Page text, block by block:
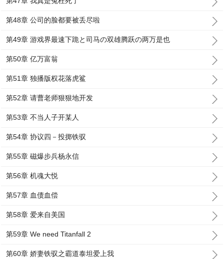
第48章 公司的脸都要被丢尽啦
第49章 游戏界最速下跪と司马の双雄腾跃の两万是也
第50章 亿万富翁
第51章 独播版权花落虎鲨
第52章 请曹老师狠狠地开发
第53章 不当人子开某人
第54章 协议四－投掷铁驭
第55章 磁爆步兵杨永信
第56章 机魂大悦
第57章 血债血偿
第58章 爱来自美国
第59章 We need Titanfall 2
第60章 娇妻铁驭之霸道泰坦爱上我